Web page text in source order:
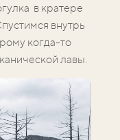
в кратере
внутрь
когда-то
лавы.